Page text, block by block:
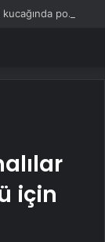
Şarkıcı Simge Sağın aşka geldi! Sevgilisinin kucağında poz verdi
için